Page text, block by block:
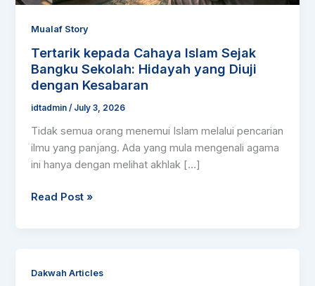
Mualaf Story
Tertarik kepada Cahaya Islam Sejak
Bangku Sekolah: Hidayah yang Diuji
dengan Kesabaran
idtadmin/ July 3, 2026
Tidak semua orang menemui Islam melalui pencarian
ilmu yang panjang. Ada yang mula mengenali agama
ini hanya dengan melihat akhlak […]
Diuji
Kesabaran
Read Post »
Dakwah Articles
DawahPro